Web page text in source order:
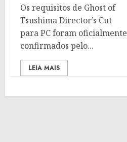
Os requisitos de Ghost of
Tsushima Director’s Cut
para PC foram oficialmente
confirmados pelo...
LEIA MAIS